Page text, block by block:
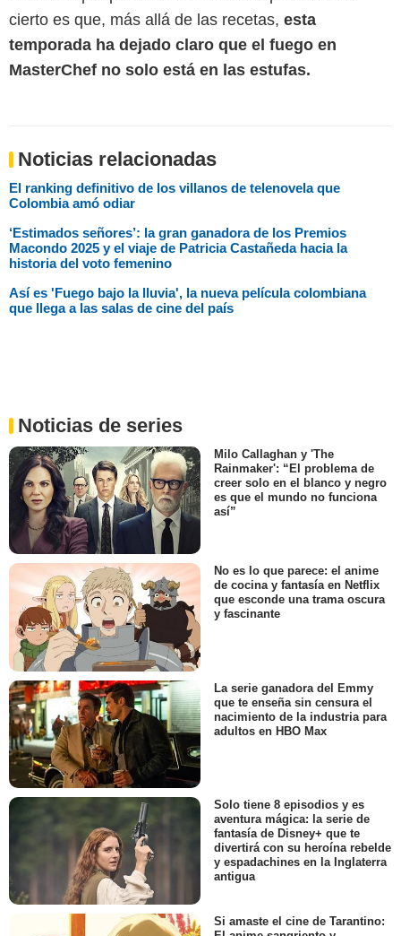
cierto es que, más allá de las recetas, esta
temporada ha dejado claro que el fuego en
MasterChef no solo está en las estufas.
Noticias relacionadas
El ranking definitivo de los villanos de telenovela que
Colombia amó odiar
‘Estimados señores’: la gran ganadora de los Premios
Macondo 2025 y el viaje de Patricia Castañeda hacia la
historia del voto femenino
Así es 'Fuego bajo la lluvia', la nueva película colombiana
que llega a las salas de cine del país
Noticias de series
Milo Callaghan y 'The
Rainmaker': “El problema de
creer solo en el blanco y negro
es que el mundo no funciona
así”
No es lo que parece: el anime
de cocina y fantasía en Netflix
que esconde una trama oscura
y fascinante
La serie ganadora del Emmy
que te enseña sin censura el
nacimiento de la industria para
adultos en HBO Max
Solo tiene 8 episodios y es
aventura mágica: la serie de
fantasía de Disney+ que te
divertirá con su heroína rebelde
y espadachines en la Inglaterra
antigua
Si amaste el cine de Tarantino: